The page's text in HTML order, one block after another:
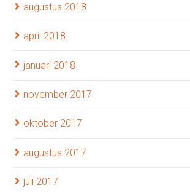
augustus 2018
april 2018
januari 2018
november 2017
oktober 2017
augustus 2017
juli 2017